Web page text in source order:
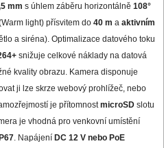
mm s úhlem záběru horizontálně 108°
(Warm light) přísvitem do 40 m a aktivním
a siréna). Optimalizace datového toku
snižuje celkové náklady na datová
kvality obrazu. Kamera disponuje
ji lze skrze webový prohlížeč, nebo
je přítomnostmicroSD slotu
je vhodná pro venkovní umístění
. Napájení DC 12 V nebo PoE